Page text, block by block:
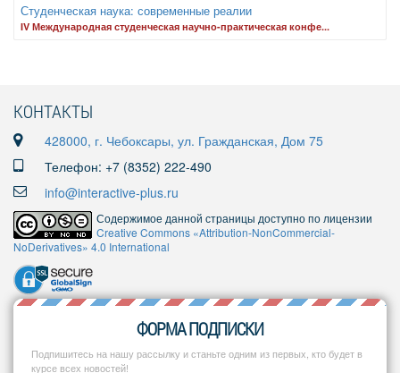
Студенческая наука: современные реалии
IV Международная студенческая научно-практическая конфе...
КОНТАКТЫ
428000, г. Чебоксары, ул. Гражданская, Дом 75
Телефон: +7 (8352) 222-490
info@interactive-plus.ru
Содержимое данной страницы доступно по лицензии
Creative Commons «Attribution-NonCommercial-
NoDerivatives» 4.0 International
ФОРМА ПОДПИСКИ
Подпишитесь на нашу рассылку и станьте одним из первых, кто будет в
курсе всех новостей!